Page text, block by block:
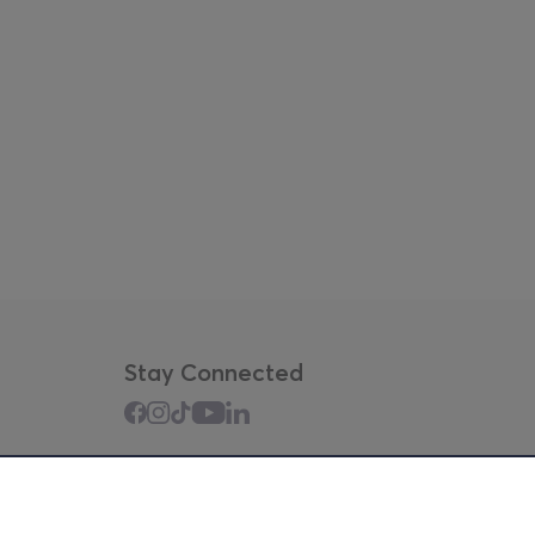
Stay Connected